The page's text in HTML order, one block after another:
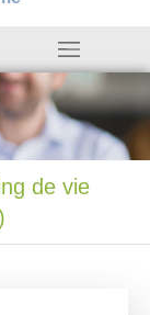
de vie